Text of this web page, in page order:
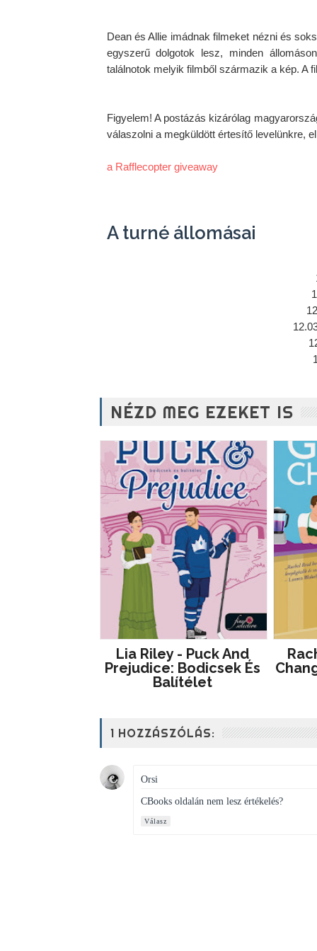
Dean és Allie imádnak filmeket nézni és
egyszerű dolgotok lesz, minden
találnotok melyik filmből származik a kép. A
Figyelem! A postázás kizárólag
válaszolni a megküldött értesítő levelünkre,
a Rafflecopter giveaway
A turné állomásai
NÉZD MEG EZEKET IS
Lia Riley - Puck And
Prejudice: Bodicsek És
Balítélet
1 HOZZÁSZÓLÁS:
Orsi
CBooks oldalán nem lesz értékelés?
Válasz